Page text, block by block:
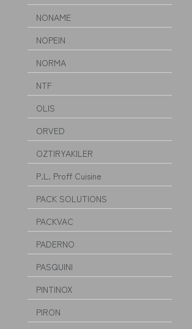
NONAME
NOPEIN
NORMA
NTF
OLIS
ORVED
OZTIRYAKILER
P.L. Proff Cuisine
PACK SOLUTIONS
PACKVAC
PADERNO
PASQUINI
PINTINOX
PIRON